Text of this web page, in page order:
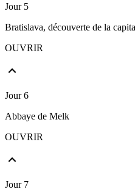
Jour 5
Bratislava, découverte de la
OUVRIR
Jour 6
Abbaye de Melk
OUVRIR
Jour 7